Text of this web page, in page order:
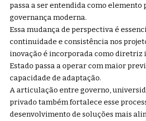
passa a ser entendida como elemento
governança moderna.
Essa mudança de perspectiva é
continuidade e consistência nos
inovação é incorporada como diretriz
Estado passa a operar com maior
capacidade de adaptação.
A articulação entre governo,
privado também fortalece esse
desenvolvimento de soluções mais